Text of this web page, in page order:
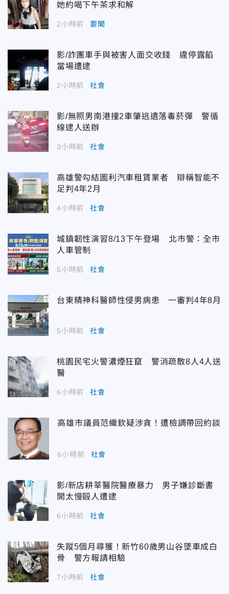
她約喝下午茶求和解
2小時前 要聞
影/詐團車手與被害人面交收錢 違停露餡
當場遭逮
2小時前 社會
影/無照男南港撞2車肇逃遺落毒菸彈 警循
線逮人送辦
3小時前 社會
高雄警勾結圖利汽車租賃業者 辯稱智能不
足判4年2月
4小時前 社會
城鎮韌性演習8/13下午登場 北市警：全市
人車管制
5小時前 社會
台東精神科醫師性侵男病患 一審判4年8月
5小時前 社會
桃園民宅火警濃煙狂竄 警消疏散8人4人送
醫
6小時前 社會
高雄市議員范織欽疑涉貪！遭檢調帶回約談
6小時前 社會
影/新店耕莘醫院醫療暴力 男子嫌診斷書
開太慢毆人遭逮
6小時前 社會
失蹤5個月尋獲！新竹60歲男山谷墜車成白
骨 警方報請相驗
7小時前 社會